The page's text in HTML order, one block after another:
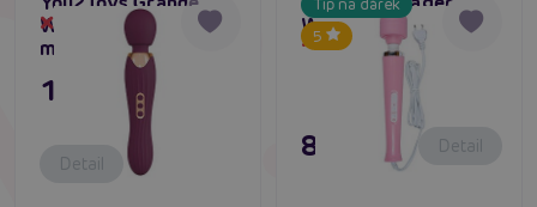
Wand (Purple),
masážní vibrátor
Dočasně vyprodané
1 795 Kč
Detail
Tip na dárek
5
Wand Cable (Pink)
Dočasně vyprodané
895 Kč Detail